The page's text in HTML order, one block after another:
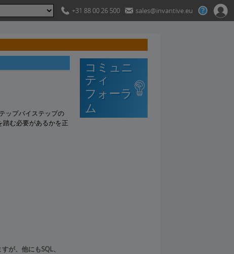
+31 88 00 26 500 sales@invantive.eu
ップバイステップの
む必要があるかを正
が、他にもSQL、
コミュニ
ティ
フォーラ
ム